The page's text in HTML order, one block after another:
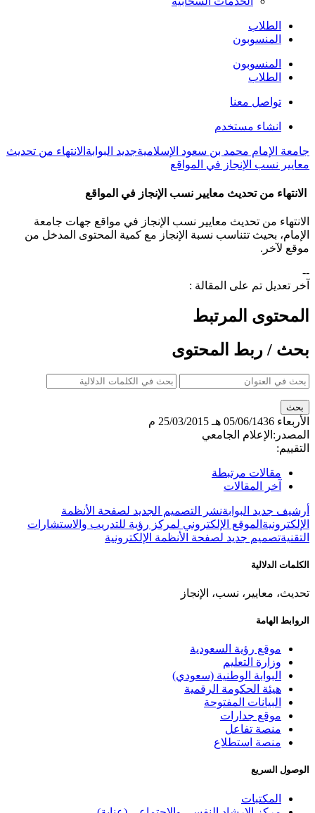
الطلاب
المنسوبون
المنسوبون
الطلاب
تواصل معنا
انشاء مستخدم
جامعة الإمام محمد بن سعود الإسلاميةجديد البوابة الانتهاء من تحديث
معايير نسب الإنجاز في المواقع
الانتهاء من تحديث معايير نسب الإنجاز في المواقع
​الانتهاء من تحديث معايير نسب الإنجاز في مواقع جهات جامعة
الإمام، بحيث تتناسب نسبة الإنجاز مع كمية المحتوى المدخل من
موقع لآخر.
--
آخر تعديل تم على المقالة :
المحتوى المرتبط
بحث / ربط المحتوى
الأربعاء 05/06/1436 هـ
25/03/2015 م
المصدر: الإعلام الجامعي
التقييم:
مقالات مرتبطة
آخر المقالات
أرشيف جديد البوابةنشر التصميم الجديد لصفحة الأنظمة
الإلكترونية الموقع الإلكتروني لمركز رؤية للتدريب والاستشارات
التقنيةتصميم جديد لصفحة الأنظمة الإلكترونية
الكلمات الدلالية
تحديث، معايير، نسب، الإنجاز
الروابط الهامة
موقع رؤية السعودية
وزارة التعليم
البوابة الوطنية (سعودي)
هيئة الحكومة الرقمية
البيانات المفتوحة
موقع جدارات
منصة تفاعل
منصة استطلاع
الوصول السريع
المكتبات